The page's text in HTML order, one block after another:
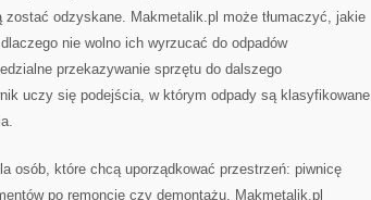
zostać odzyskane. Makmetalik.pl może tłumaczyć, jakie
nie wolno ich wyrzucać do odpadów
przekazywanie sprzętu do dalszego
uczy się podejścia, w którym odpady są klasyfikowane
osób, które chcą uporządkować przestrzeń: piwnicę
po remoncie czy demontażu. Makmetalik.pl